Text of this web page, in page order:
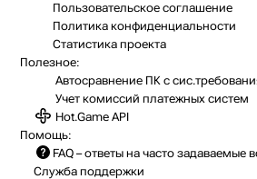
Пользовательское соглашение
Политика конфиденциальности
Статистика проекта
Полезное:
Автосравнение ПК с
Учет комиссий платежных систем
Hot.Game API
Помощь:
FAQ – ответы на часто задаваемые
Служба поддержки